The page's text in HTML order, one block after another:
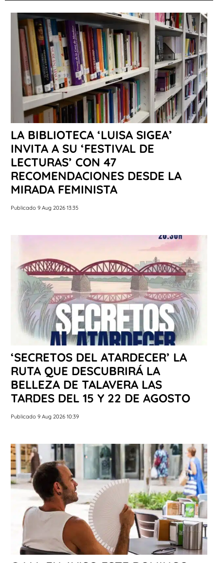
LA BIBLIOTECA ‘LUISA SIGEA’
INVITA A SU ‘FESTIVAL DE
LECTURAS’ CON 47
RECOMENDACIONES DESDE LA
MIRADA FEMINISTA
Publicado 9 Aug 2026 13:35
‘SECRETOS DEL ATARDECER’ LA
RUTA QUE DESCUBRIRÁ LA
BELLEZA DE TALAVERA LAS
TARDES DEL 15 Y 22 DE AGOSTO
Publicado 9 Aug 2026 10:39